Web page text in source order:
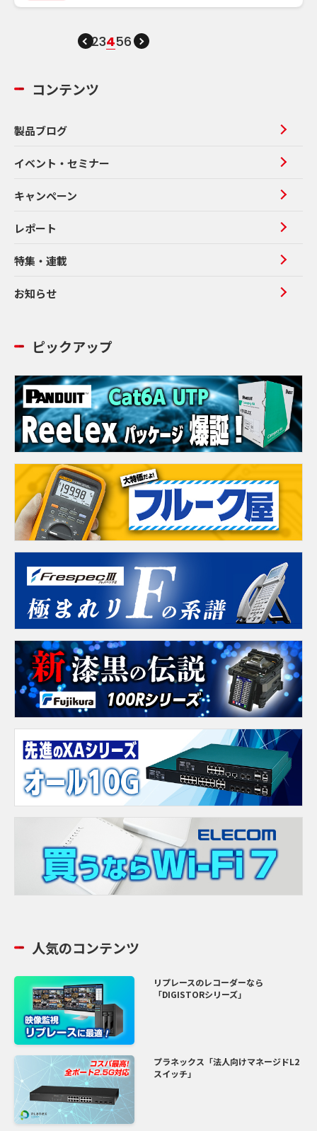
23456
コンテンツ
製品ブログ
イベント・セミナー
キャンペーン
レポート
特集・連載
お知らせ
ピックアップ
人気のコンテンツ
リプレースのレコーダーなら
「DIGISTORシリーズ」
プラネックス「法人向けマネージドL2
スイッチ」